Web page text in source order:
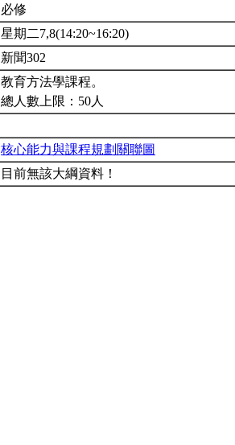
必修
星期二7,8(14:20~16:20)
新聞302
教育方法學課程。
總人數上限：50人
核心能力與課程規劃關聯圖
目前無該大綱資料！